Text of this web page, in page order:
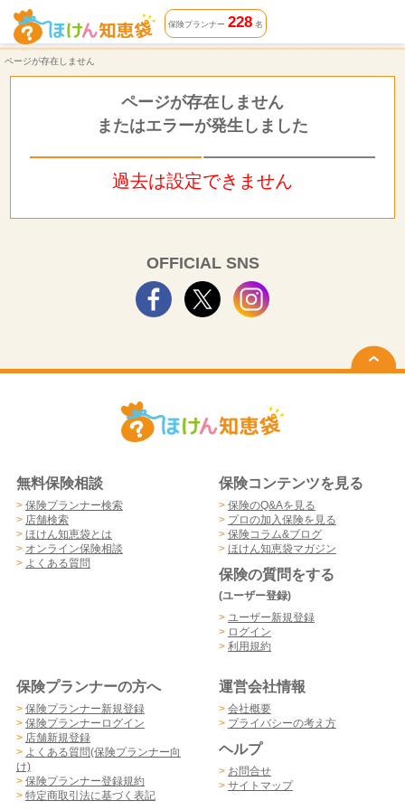
ページが存在しません | ほけん知恵袋
保険プランナー 228名
ページが存在しません
ページが存在しません
またはエラーが発生しました
過去は設定できません
OFFICIAL SNS
無料保険相談
> 保険プランナー検索
> 店舗検索
> ほけん知恵袋とは
> オンライン保険相談
> よくある質問
保険コンテンツを見る
> 保険のQ&Aを見る
> プロの加入保険を見る
> 保険コラム&ブログ
> ほけん知恵袋マガジン
保険の質問をする
(ユーザー登録)
> ユーザー新規登録
> ログイン
> 利用規約
保険プランナーの方へ
> 保険プランナー新規登録
> 保険プランナーログイン
> 店舗新規登録
> よくある質問(保険プランナー向
け)
> 保険プランナー登録規約
> 特定商取引法に基づく表記
運営会社情報
> 会社概要
> プライバシーの考え方
ヘルプ
> お問合せ
> サイトマップ